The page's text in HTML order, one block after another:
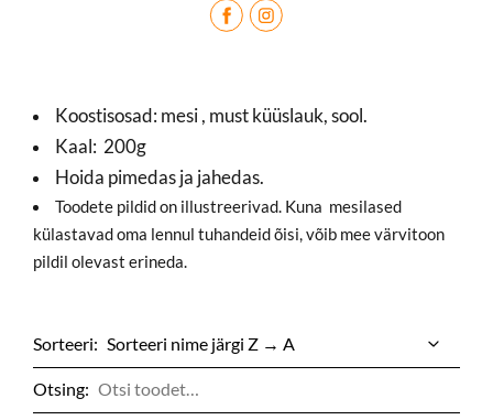
Koostisosad: mesi , must küüslauk, sool.
Kaal: 200g
Hoida pimedas ja jahedas.
Toodete pildid on illustreerivad. Kuna mesilased
külastavad oma lennul tuhandeid õisi, võib mee värvitoon
pildil olevast erineda.
Sorteeri:
Otsing: